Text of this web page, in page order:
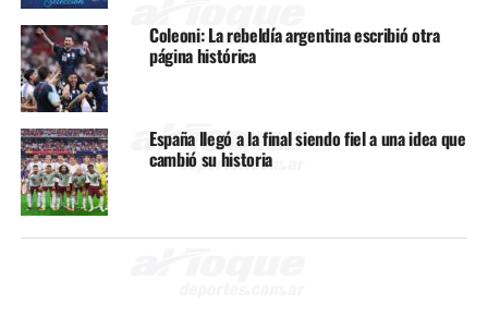
Coleoni: La rebeldía argentina escribió otra
página histórica
España llegó a la final siendo fiel a una idea que
cambió su historia